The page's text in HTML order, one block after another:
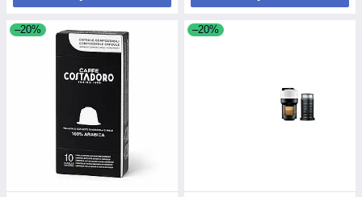
–20% –20%